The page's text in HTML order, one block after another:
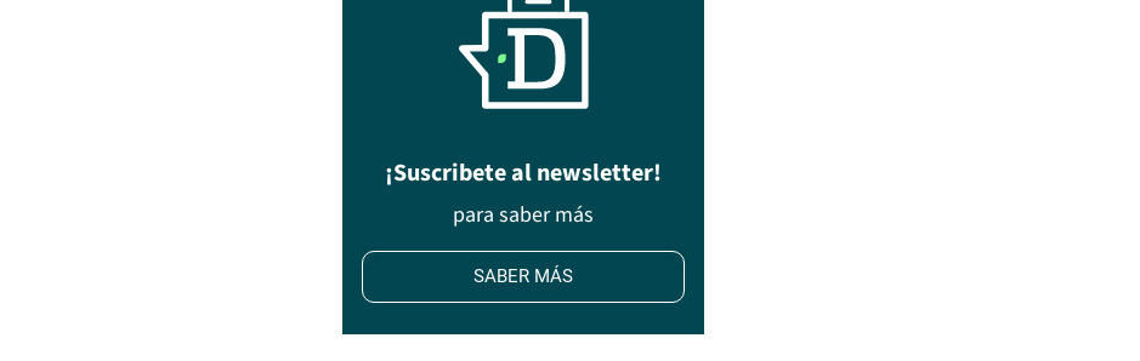
¡Suscribete al newsletter!
para saber más
SABER MÁS